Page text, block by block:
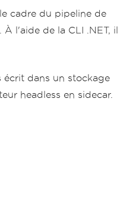
cadre du pipeline de
l'aide de la CLI .NET, il
dans un stockage
headless en sidecar.